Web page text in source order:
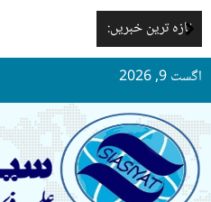
تازہ ترین خبریں:
اگست 9, 2026